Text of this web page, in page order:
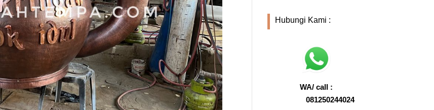
Hubungi Kami :
WA/ call :
081250244024